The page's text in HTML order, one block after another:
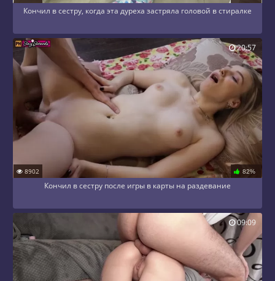
Кончил в сестру, когда эта дуреха застряла головой в стиралке
8902 82%
Кончил в сестру после игры в карты на раздевание
20:57
09:09